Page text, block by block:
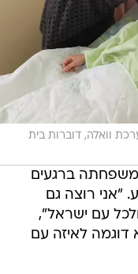
וואלה, דוברות בית
ברגעים
"אני רוצה גם
עם ישראל",
דוגמה לאיזה עם